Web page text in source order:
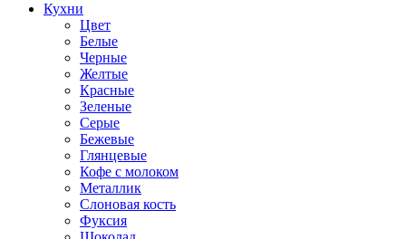
Кухни
Цвет
Белые
Черные
Желтые
Красные
Зеленые
Серые
Бежевые
Глянцевые
Кофе с молоком
Металлик
Слоновая кость
Фуксия